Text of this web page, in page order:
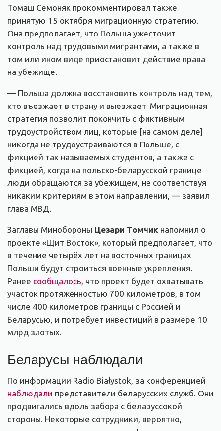
Томаш Семоняк прокомментировал также
принятую 15 октября миграционную стратегию.
Она предполагает, что Польша ужесточит
контроль над трудовыми мигрантами, а также в
том или ином виде приостановит действие права
на убежище.
— Польша должна восстановить контроль над тем,
кто въезжает в страну и выезжает. Миграционная
стратегия позволит покончить с фиктивным
трудоустройством лиц, которые [на самом деле]
никогда не трудоустраиваются в Польше, с
фикцией так называемых студентов, а также с
фикцией, когда на польско-беларусской границе
люди обращаются за убежищем, не соответствуя
никаким критериям в этом направлении, — заявил
глава МВД.
Заглавы Минобороны Цезари Томчик напомнил о
проекте «Щит Восток», который предполагает, что
в течение четырёх лет на восточных границах
Польши будут строиться военные укрепления.
Ранее сообщалось, что проект будет охватывать
участок протяжённостью 700 километров, в том
числе 400 километров границы с Россией и
Беларусью, и потребует инвестиций в размере 10
млрд злотых.
Беларусы наблюдали
По информации Radio Białystok, за конференцией
наблюдали представители беларусских служб. Они
продвигались вдоль забора с беларуссокой
стороны. Некоторые сотрудники, вероятно,